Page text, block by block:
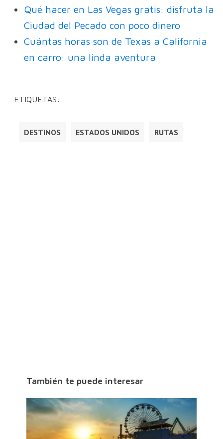
Qué hacer en Las Vegas gratis: disfruta la
Ciudad del Pecado con poco dinero
Cuántas horas son de Texas a California
en carro: una linda aventura
ETIQUETAS:
DESTINOS ESTADOS UNIDOS RUTAS
También te puede interesar